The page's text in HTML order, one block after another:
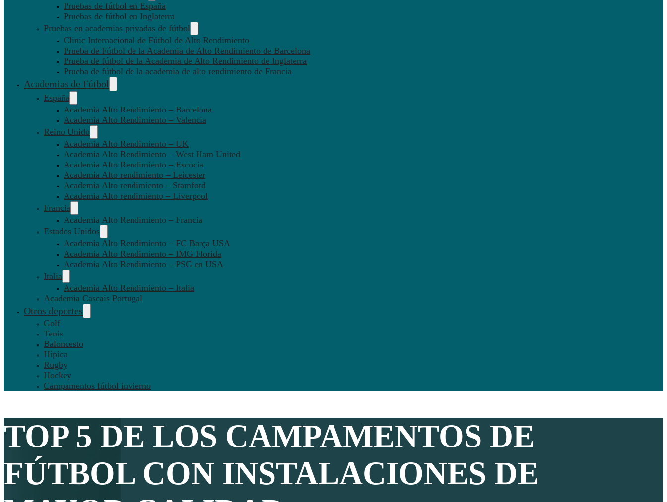
Pruebas de fútbol en España
Pruebas de fútbol en Inglaterra
Pruebas en academias privadas de fútbol
Clinic Internacional de Fútbol de Alto Rendimiento
Prueba de Fútbol de la Academia de Alto Rendimiento de Barcelona
Prueba de fútbol de la Academia de Alto Rendimiento de Inglaterra
Prueba de fútbol de la academia de alto rendimiento de Francia
Academias de Fútbol
España
Academia Alto Rendimiento – Barcelona
Academia Alto Rendimiento – Valencia
Reino Unido
Academia Alto Rendimiento – UK
Academia Alto Rendimiento – West Ham United
Academia Alto Rendimiento – Escocia
Academia Alto rendimiento – Leicester
Academia Alto rendimiento – Stamford
Academia Alto rendimiento – Liverpool
Francia
Academia Alto Rendimiento – Francia
Estados Unidos
Academia Alto Rendimiento – FC Barça USA
Academia Alto Rendimiento – IMG Florida
Academia Alto Rendimiento – PSG en USA
Italia
Academia Alto Rendimiento – Italia
Academia Cascais Portugal
Otros deportes
Golf
Tenis
Baloncesto
Hípica
Rugby
Hockey
Campamentos fútbol invierno
TOP 5 DE LOS CAMPAMENTOS DE
FÚTBOL CON INSTALACIONES DE